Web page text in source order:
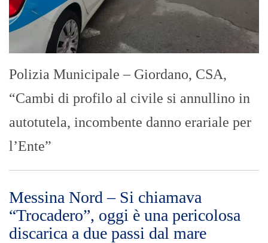
Polizia Municipale – Giordano, CSA,
“Cambi di profilo al civile si annullino in
autotutela, incombente danno erariale per
l’Ente”
Messina Nord – Si chiamava
“Trocadero”, oggi è una pericolosa
discarica a due passi dal mare